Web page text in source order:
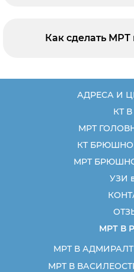
Как сделать МРТ
АДРЕСА И
КТ
МРТ
КТ
МРТ
УЗИ
МРТ В
МРТ В
МРТ В